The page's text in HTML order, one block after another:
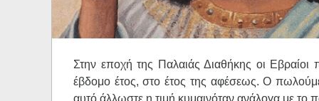
Στην εποχή της Παλαιάς Διαθήκης οι Εβραίοι
έβδομο έτος, στο έτος της αφέσεως. Ο